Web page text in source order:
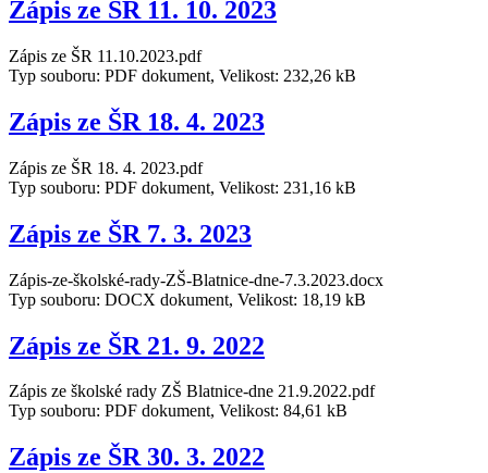
Zápis ze ŠR 11. 10. 2023
Zápis ze ŠR 11.10.2023.pdf
Typ souboru: PDF dokument, Velikost: 232,26 kB
Zápis ze ŠR 18. 4. 2023
Zápis ze ŠR 18. 4. 2023.pdf
Typ souboru: PDF dokument, Velikost: 231,16 kB
Zápis ze ŠR 7. 3. 2023
Zápis-ze-školské-rady-ZŠ-Blatnice-dne-7.3.2023.docx
Typ souboru: DOCX dokument, Velikost: 18,19 kB
Zápis ze ŠR 21. 9. 2022
Zápis ze školské rady ZŠ Blatnice-dne 21.9.2022.pdf
Typ souboru: PDF dokument, Velikost: 84,61 kB
Zápis ze ŠR 30. 3. 2022